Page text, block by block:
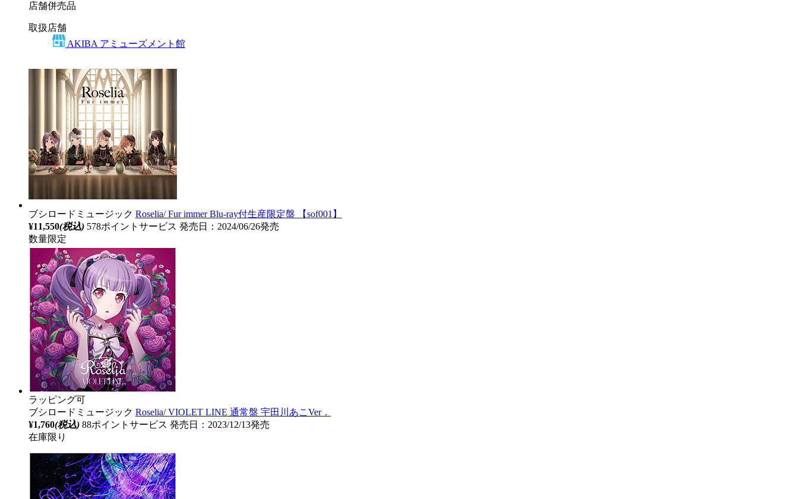
店舗併売品
取扱店舗
AKIBA アミューズメント館
ブシロードミュージック Roselia/ Fur immer Blu-ray付生産限定盤 【sof001】
¥11,550(税込) 578ポイントサービス 発売日：2024/06/26発売
数量限定
ラッピング可
ブシロードミュージック Roselia/ VIOLET LINE 通常盤 宇田川あこVer．
¥1,760(税込) 88ポイントサービス 発売日：2023/12/13発売
在庫限り